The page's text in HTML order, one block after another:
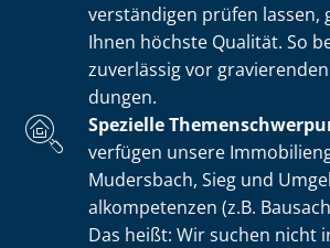
ver­stän­di­gen prüfen lassen,
Ihnen höchste Qualität. So
zuverlässig vor
dun­gen.
Spezielle
verfügen unsere
Mudersbach, Sieg und
al­kom­pe­ten­zen (z.B.
Das heißt: Wir suchen nicht